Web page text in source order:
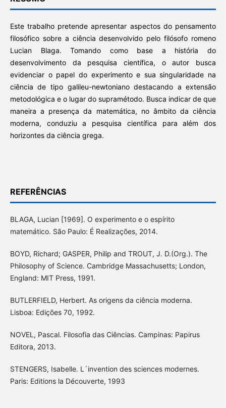
Este trabalho pretende apresentar aspectos do pensamento
filosófico sobre a ciência desenvolvido pelo filósofo romeno
Lucian Blaga. Tomando como base a história do
desenvolvimento da pesquisa científica, o autor busca
evidenciar o papel do experimento e sua singularidade na
ciência de tipo galileu-newtoniano destacando a extensão
metodológica e o lugar do supramétodo. Busca indicar de que
maneira a presença da matemática, no âmbito da ciência
moderna, conduziu a pesquisa científica para além dos
horizontes da ciência grega.
REFERÊNCIAS
BLAGA, Lucian [1969]. O experimento e o espírito
matemático. São Paulo: É Realizações, 2014.
BOYD, Richard; GASPER, Philip and TROUT, J. D.(Org.). The
Philosophy of Science. Cambridge Massachusetts; London,
England: MIT Press, 1991.
BUTLERFIELD, Herbert. As origens da ciência moderna.
Lisboa: Edições 70, 1992.
NOVEL, Pascal. Filosofia das Ciências. Campinas: Papirus
Editora, 2013.
STENGERS, Isabelle. L´invention des sciences modernes.
Paris: Editions la Découverte, 1993